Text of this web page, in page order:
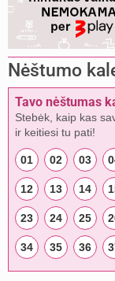
Nėštumo
Tavo nėštumas
Stebėk, kaip kas
ir keitiesi tu pati!
01 02 03
12 13 14
23 24 25
34 35 36